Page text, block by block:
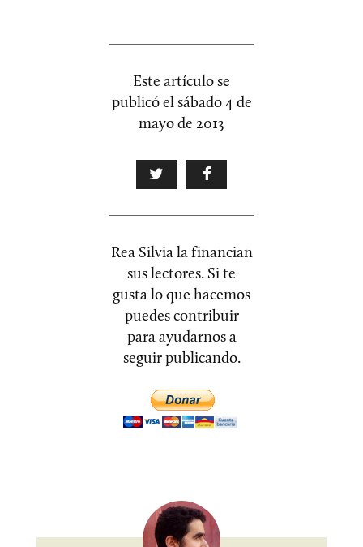
Este artículo se
publicó elsábado 4 de
mayo de 2013
Rea Silvia la financian
sus lectores. Si te
gusta lo que hacemos
puedes contribuir
para ayudarnos a
seguir publicando.